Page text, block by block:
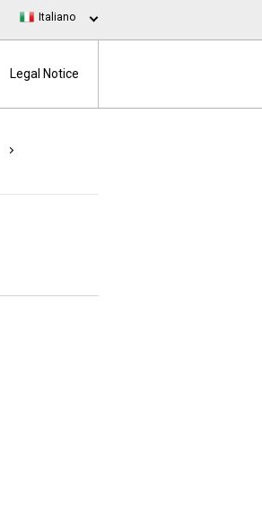
Italiano
Legal Notice